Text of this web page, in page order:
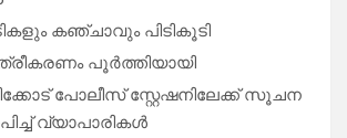
കഞ്ചാവും പിടികൂടി
പൂർത്തിയായി
പോലീസ് സ്റ്റേഷനിലേക്ക് സൂചന
വ്യാപാരികൾ